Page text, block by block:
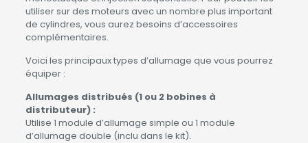
utiliser sur des moteurs avec un nombre plus important
de cylindres, vous aurez besoins d’accessoires
complémentaires.
Voici les principaux types d’allumage que vous pourrez
équiper :
Allumages distribués (1 ou 2 bobines à
distributeur) :
Utilise 1 module d’allumage simple ou 1 module
d’allumage double (inclu dans le kit).